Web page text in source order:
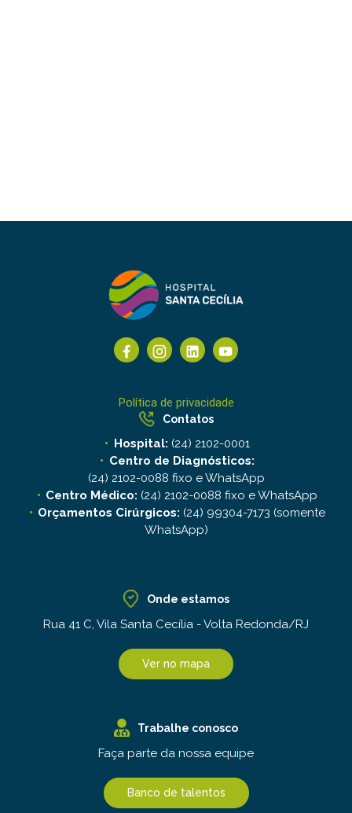
Política de privacidade
Contatos
Hospital: (24) 2102-0001
Centro de Diagnósticos:
(24) 2102-0088 fixo e WhatsApp
Centro Médico: (24) 2102-0088 fixo e WhatsApp
Orçamentos Cirúrgicos: (24) 99304-7173 (somente
WhatsApp)
Onde estamos
Rua 41 C, Vila Santa Cecília - Volta Redonda/RJ
Ver no mapa
Trabalhe conosco
Faça parte da nossa equipe
Banco de talentos